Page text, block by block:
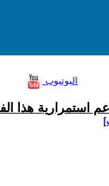
اليوتيوب
استمرارية هذا